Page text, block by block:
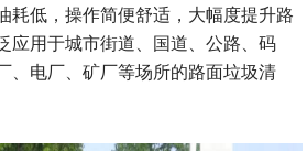
耗低，操作简便舒适，大幅度提升路
应用于城市街道、国道、公路、码
、电厂、矿厂等场所的路面垃圾清